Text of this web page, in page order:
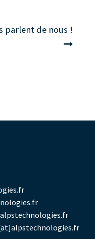
parlent de nous !